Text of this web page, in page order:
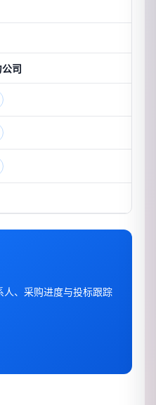
司
、采购进度与投标跟踪